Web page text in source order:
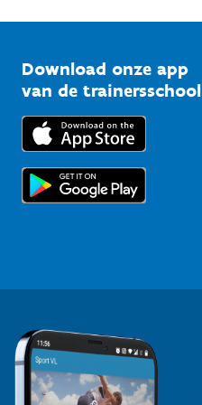
Bedrijven
Trainers en begeleiders
Topsporters
Vlaamse Trainersschool
Kennisplatform
Downloads
Voor de pers
Download onze app
van de trainersschool